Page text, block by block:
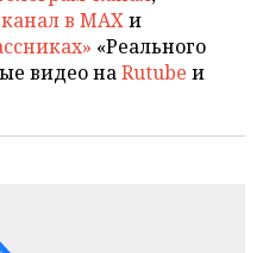
канал в MAXи
«Реального
видео наRutube и